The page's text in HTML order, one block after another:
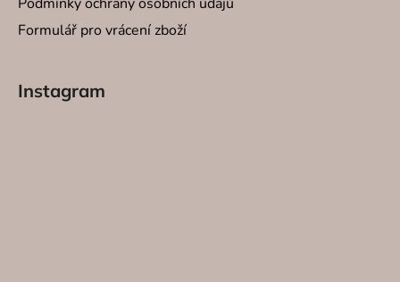
Formulář pro vrácení zboží
Instagram